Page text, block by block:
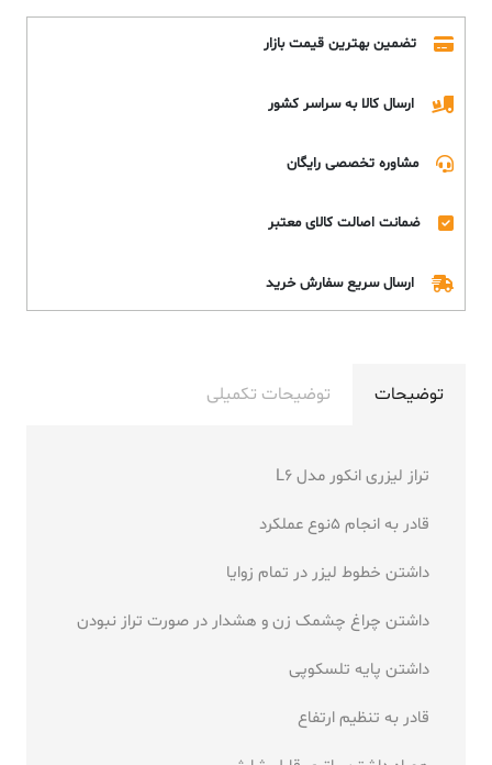
تضمین بهترین قیمت بازار
ارسال کالا به سراسر کشور
مشاوره تخصصی رایگان
ضمانت اصالت کالای معتبر
ارسال سریع سفارش خرید
توضیحات توضیحات تکمیلی
تراز لیزری انکور مدل L6
قادر به انجام 5نوع عملکرد
داشتن خطوط لیزر در تمام زوایا
داشتن چراغ چشمک زن و هشدار در صورت تراز نبودن
داشتن پایه تلسکوپی
قادر به تنظیم ارتفاع